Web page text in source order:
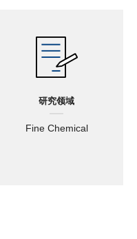
研究领域
Fine Chemical